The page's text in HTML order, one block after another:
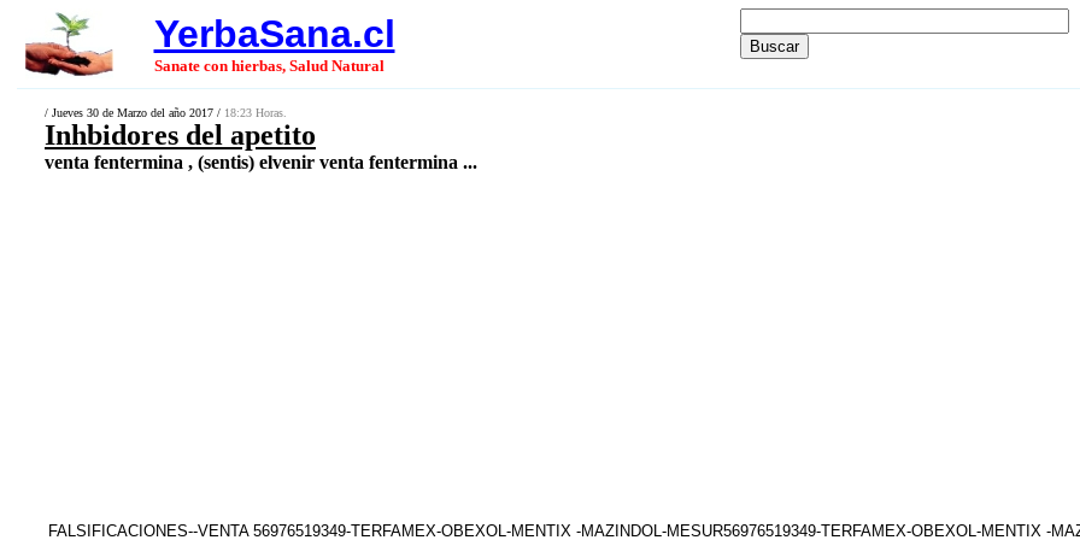
YerbaSana.cl
Sanate con hierbas, Salud Natural
/ Jueves 30 de Marzo del año 2017 / 18:23 Horas.
Inhbidores del apetito
venta fentermina , (sentis) elvenir venta fentermina ...
FALSIFICACIONES--VENTA 56976519349-TERFAMEX-OBEXOL-MENTIX -MAZINDOL-MESUR56976519349-TERFAMEX-OBEXOL-MENTIX -